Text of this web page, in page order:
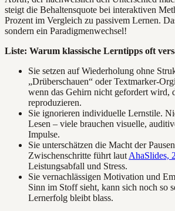
steigt die Behaltensquote bei interaktiven
Prozent im Vergleich zu passivem Lernen.
sondern ein Paradigmenwechsel!
Liste: Warum klassische Lerntipps oft
Sie setzen auf Wiederholung ohne
„Drüberschauen“ oder Textmarker-
wenn das Gehirn nicht gefordert wird,
reproduzieren.
Sie ignorieren individuelle Lernstile.
Lesen – viele brauchen visuelle,
Impulse.
Sie unterschätzen die Macht der
Zwischenschritte führt laut AhaSlides,
Leistungsabfall und Stress.
Sie vernachlässigen Motivation und
Sinn im Stoff sieht, kann sich noch so
Lernerfolg bleibt blass.